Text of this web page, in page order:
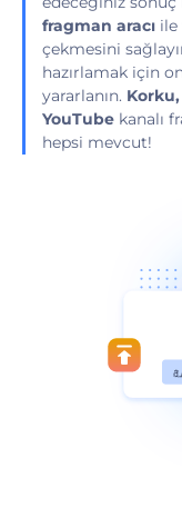
fragman aracı
çekmesini
hazırlamak için
yararlanın.
YouTube kanalı
hepsi mevcut!